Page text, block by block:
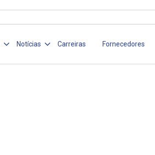
Notícias Carreiras Fornecedores